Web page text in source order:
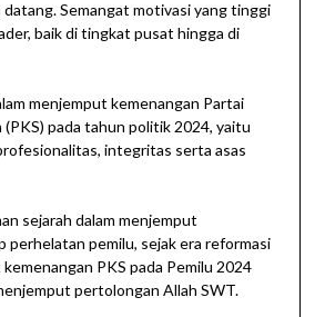
datang. Semangat motivasi yang tinggi
baik di tingkat pusat hingga di
menjemput kemenangan Partai
(PKS) pada tahun politik 2024, yaitu
integritas serta asas
sejarah dalam menjemput
perhelatan pemilu, sejak era reformasi
PKS pada Pemilu 2024
pertolongan Allah SWT.